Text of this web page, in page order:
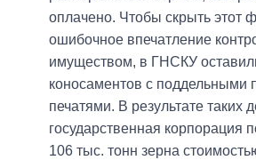
оплачено. Чтобы скрыть этот
ошибочное впечатление
имуществом, в ГНСКУ
коносаментов с поддельными
печатями. В результате таких
государственная корпорация
106 тыс. тонн зерна